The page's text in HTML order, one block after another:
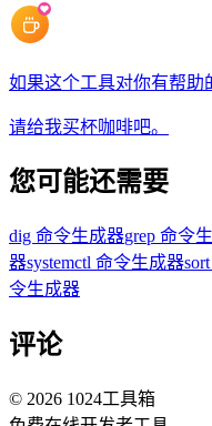
如果这个工具对你有帮助
请给我买杯咖啡吧。
您可能还需要
dig 命令生成器grep 命令
器systemctl 命令生成器
令生成器
评论
© 2026 1024工具箱